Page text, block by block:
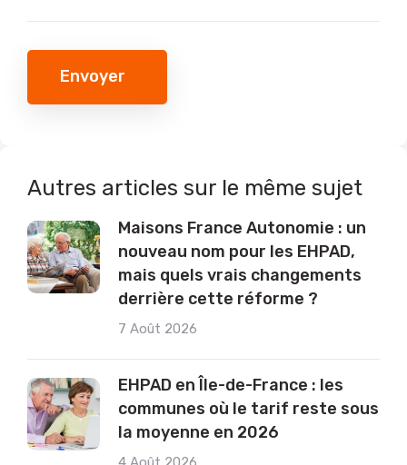
Envoyer
Autres articles sur le même sujet
Maisons France Autonomie : un
nouveau nom pour les EHPAD,
mais quels vrais changements
derrière cette réforme ?
7 Août 2026
EHPAD en Île-de-France : les
communes où le tarif reste sous
la moyenne en 2026